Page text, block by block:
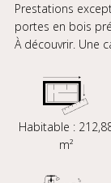
Prestations
portes en bois
À découvrir. Une
Habitable :
m²